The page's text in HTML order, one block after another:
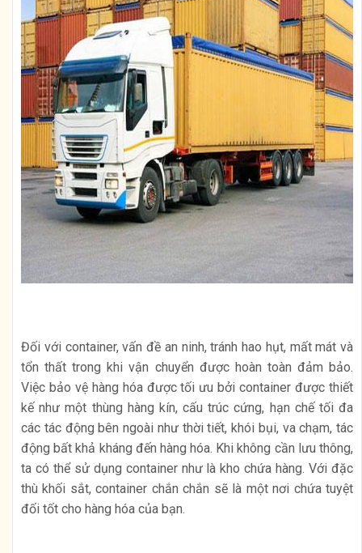
Đối với container, vấn đề an ninh, tránh hao hụt, mất mát và
tổn thất trong khi vận chuyển được hoàn toàn đảm bảo.
Việc bảo vệ hàng hóa được tối ưu bởi container được thiết
kế như một thùng hàng kín, cấu trúc cứng, hạn chế tối đa
các tác động bên ngoài như thời tiết, khói bụi, va chạm, tác
động bất khả kháng đến hàng hóa. Khi không cần lưu thông,
ta có thể sử dụng container như là kho chứa hàng. Với đặc
thù khối sắt, container chắn chắn sẽ là một nơi chứa tuyệt
đối tốt cho hàng hóa của bạn.